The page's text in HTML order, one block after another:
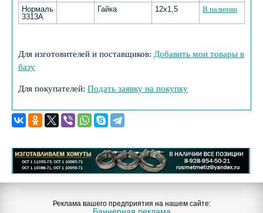
Нормаль
3313А
Гайка 12х1,5 В наличии
Для изготовителей и поставщиков: Добавить мои товары в
базу
Для покупателей: Подать заявку на покупку
Реклама вашего предприятия на нашем сайте: